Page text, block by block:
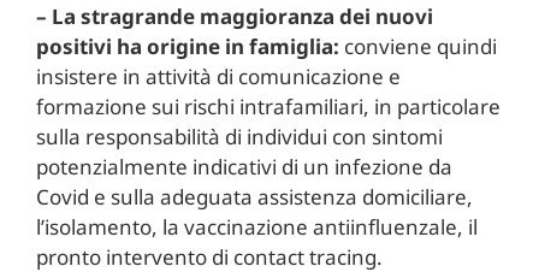
– La stragrande maggioranza dei nuovi
positivi ha origine in famiglia: conviene quindi
insistere in attività di comunicazione e
formazione sui rischi intrafamiliari, in particolare
sulla responsabilità di individui con sintomi
potenzialmente indicativi di un infezione da
Covid e sulla adeguata assistenza domiciliare,
l’isolamento, la vaccinazione antiinfluenzale, il
pronto intervento di contact tracing.